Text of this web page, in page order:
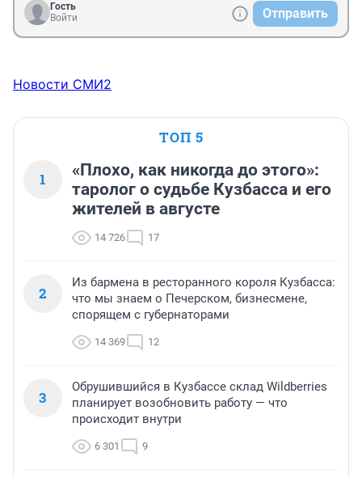
Гость
Войти
Отправить
Новости СМИ2
ТОП 5
1
«Плохо, как никогда до этого»:
таролог о судьбе Кузбасса и его
жителей в августе
14 726 17
2
Из бармена в ресторанного короля Кузбасса:
что мы знаем о Печерском, бизнесмене,
спорящем с губернаторами
14 369 12
3
Обрушившийся в Кузбассе склад Wildberries
планирует возобновить работу — что
происходит внутри
6 301 9